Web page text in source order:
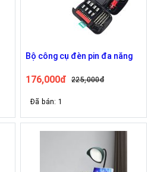
Bộ công cụ đèn pin đa năng
176,000đ 225,000đ
Đã bán: 1